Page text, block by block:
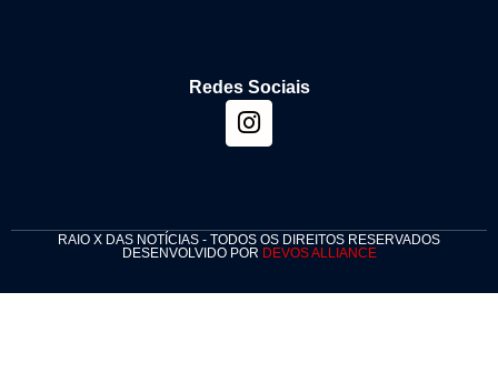
Redes Sociais
RAIO X DAS NOTÍCIAS - TODOS OS DIREITOS RESERVADOS
DESENVOLVIDO POR DEVOS ALLIANCE